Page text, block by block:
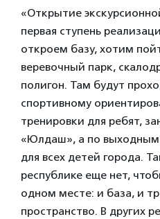
«Открытие
первая ступень
откроем базу, хотим
веревочный парк,
полигон. Там будут
спортивному
тренировки для ребят,
«Юлдаш», а по выходным
для всех детей города.
республике еще нет,
одном месте: и база, и
пространство. В других